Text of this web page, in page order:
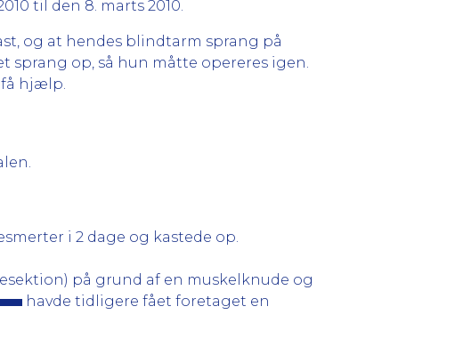
til den 8. marts 2010.
og at hendes blindtarm sprang på
sprang op, så hun måtte opereres igen.
få hjælp.
i 2 dage og kastede op.
på grund af en muskelknude og
havde tidligere fået foretaget en